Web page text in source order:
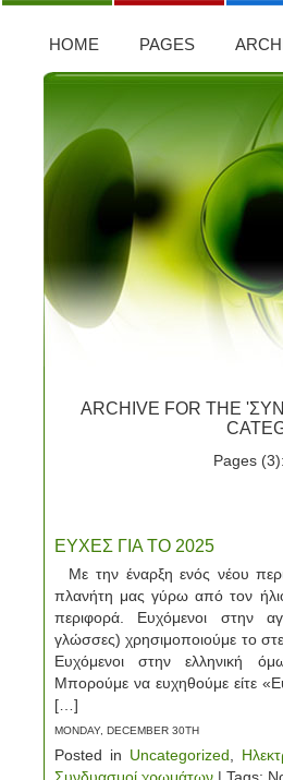
HOME PAGES
ARCHIVE FOR THE
Pages (3):
ΕΥΧΕΣ ΓΙΑ ΤΟ 2025
Με την έναρξη ενός νέου
πλανήτη μας γύρω από τον
περιφορά. Ευχόμενοι στην
γλώσσες) χρησιμοποιούμε το
Ευχόμενοι στην ελληνική
Μπορούμε να ευχηθούμε είτε
[…]
MONDAY, DECEMBER 30TH
Posted in Uncategorized